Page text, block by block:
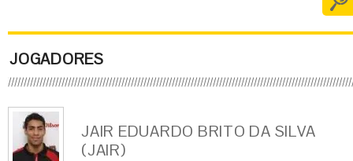
JOGADORES
JAIR EDUARDO BRITO DA SILVA
(JAIR)